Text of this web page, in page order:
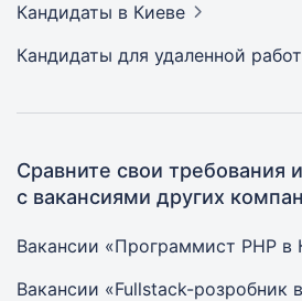
Кандидаты в Киеве
Кандидаты для удаленной
Сравните свои требования
с вакансиями других
Вакансии «Программист PHP в
Вакансии «Fullstack-розробник в